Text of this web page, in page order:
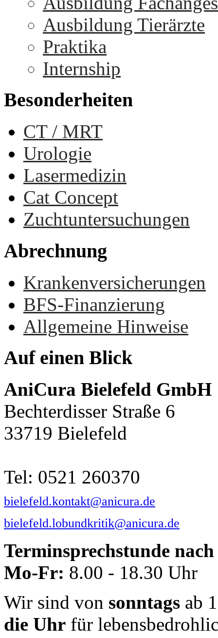
Ausbildung Tierärzte
Praktika
Internship
Besonderheiten
CT / MRT
Urologie
Lasermedizin
Cat Concept
Zuchtuntersuchungen
Abrechnung
Krankenversicherungen
BFS-Finanzierung
Allgemeine Hinweise
Auf einen Blick
AniCura Bielefeld GmbH
Bechterdisser Straße 6
33719 Bielefeld
Tel: 0521 260370
bielefeld.kontakt@anicura.de
bielefeld.lobundkritik@anicura.de
Terminsprechstunde
Mo-Fr: 8.00 - 18.30 Uhr
Wir sind von sonntags ab
die Uhr für